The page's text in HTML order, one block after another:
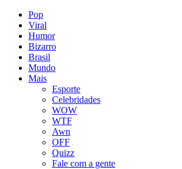
Pop
Viral
Humor
Bizarro
Brasil
Mundo
Mais
Esporte
Celebridades
WOW
WTF
Awn
OFF
Quizz
Fale com a gente